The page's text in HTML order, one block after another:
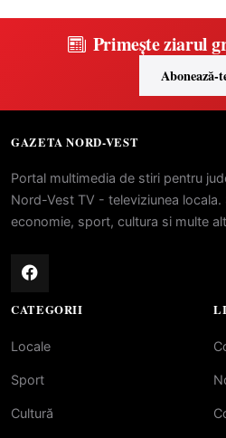
Primește ziarul
Abonează-
GAZETA NORD-VEST
Portal multimedia de stiri pentru
Nord-Vest TV - televiziunea
economie, sport, cultura si multe
CATEGORII
Locale
Sport
Cultură